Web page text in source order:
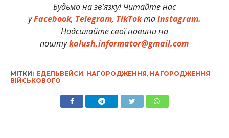
Будьмо на зв’язку! Читайте нас
уFacebook, Telegram, TikTokтаInstagram.
Надсилайте свої новини на
поштуkalush.informator@gmail.com
МІТКИ: ЕДЕЛЬВЕЙСИ НАГОРОДЖЕННЯ НАГОРОДЖЕННЯ
ВІЙСЬКОВОГО